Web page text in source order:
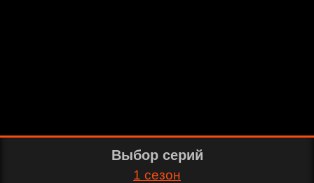
Выбор серий
1 сезон